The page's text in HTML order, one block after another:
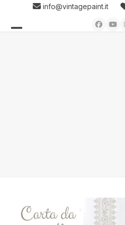
content
info@vintagepaint.it